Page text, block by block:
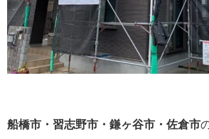
船橋市・習志野市・鎌ヶ谷市・佐倉市